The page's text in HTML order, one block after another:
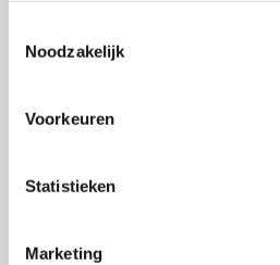
Noodzakelijk
Voorkeuren
Statistieken
Marketing